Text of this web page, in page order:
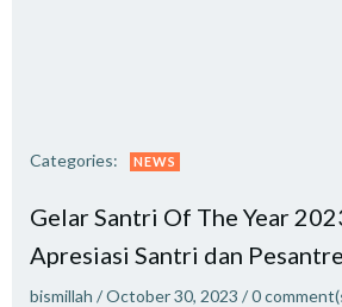
Categories: NEWS
Gelar Santri Of The Year
Apresiasi Santri dan
bismillah /October 30, 2023 /0